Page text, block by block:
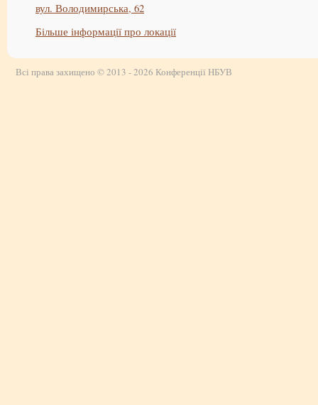
вул. Володимирська, 62
Більше інформації про локації
Всі права захищено © 2013 - 2026 Конференції НБУВ